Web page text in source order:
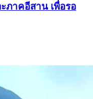
ภาคอีสาน เพื่อรอ